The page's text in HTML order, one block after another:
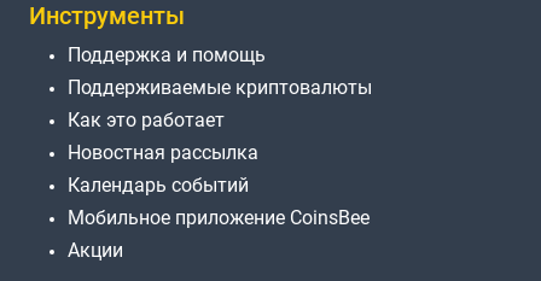
Инструменты
Поддержка и помощь
Поддерживаемые криптовалюты
Как это работает
Новостная рассылка
Календарь событий
Мобильное приложение CoinsBee
Акции